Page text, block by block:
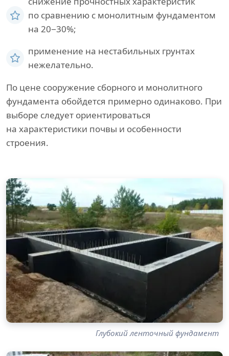
по сравнению с монолитным фундаментом
на 20−30%;
применение на нестабильных грунтах
нежелательно.
По цене сооружение сборного и монолитного
фундамента обойдется примерно одинаково. При
выборе следует ориентироваться
на характеристики почвы и особенности
строения.
Глубокий ленточный фундамент